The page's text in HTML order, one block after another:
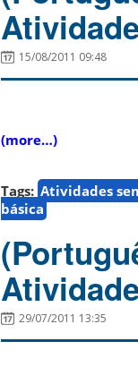
15/08/2011 09:48
(more…)
Tags: Atividades
básica
29/07/2011 13:35